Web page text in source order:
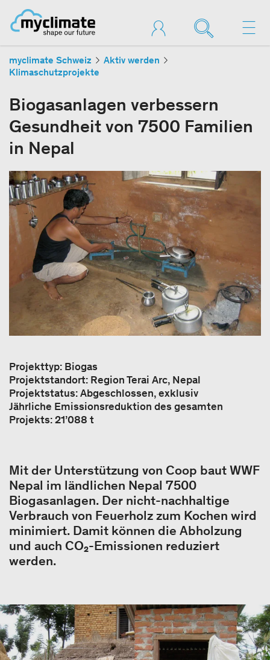
myclimate Schweiz
Aktiv werden
Klimaschutzprojekte
Biogasanlagen verbessern
Gesundheit von 7500 Familien
in Nepal
Projekttyp: Biogas
Projektstandort: Region Terai Arc, Nepal
Projektstatus: Abgeschlossen, exklusiv
Jährliche Emissionsreduktion des gesamten
Projekts: 21’088 t
Mit der Unterstützung von Coop baut WWF
Nepal im ländlichen Nepal 7500
Biogasanlagen. Der nicht-nachhaltige
Verbrauch von Feuerholz zum Kochen wird
minimiert. Damit können die Abholzung
und auch CO₂-Emissionen reduziert
werden.